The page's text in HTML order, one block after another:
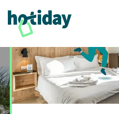
Home Hotels Hotiday Room